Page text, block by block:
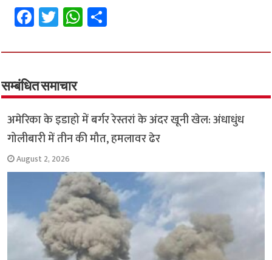
Fa
ce
b
o
o
k
T
wi
tt
er
W
h
at
p
p
ar
सम्बंधित समाचार
अमेरिका के इडाहो में बर्गर रेस्तरां के अंदर खूनी खेल: अंधाधुंध
गोलीबारी में तीन की मौत, हमलावर ढेर
August 2, 2026